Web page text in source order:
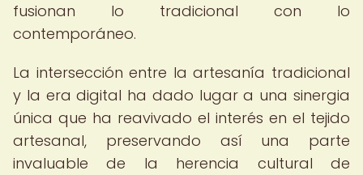
fusionan lo tradicional con lo
contemporáneo.
La intersección entre la artesanía tradicional
y la era digital ha dado lugar a una sinergia
única que ha reavivado el interés en el tejido
artesanal, preservando así una parte
invaluable de la herencia cultural de